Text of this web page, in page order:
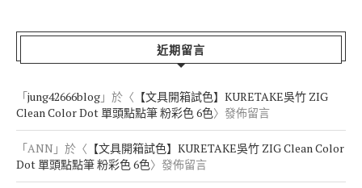
近期留言
「jung42666blog 」於〈 【文具開箱試色】KURETAKE吳竹 ZIG
Clean Color Dot 單頭點點筆 粉彩色 6色〉發佈留言
「ANN 」於〈 【文具開箱試色】KURETAKE吳竹 ZIG Clean Color
Dot 單頭點點筆 粉彩色 6色〉發佈留言